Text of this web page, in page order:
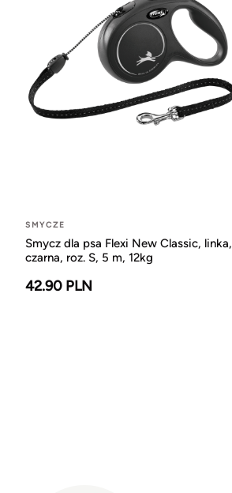
SMYCZE
Smycz dla psa Flexi New Classic, linka,
czarna, roz. S, 5 m, 12kg
42.90 PLN